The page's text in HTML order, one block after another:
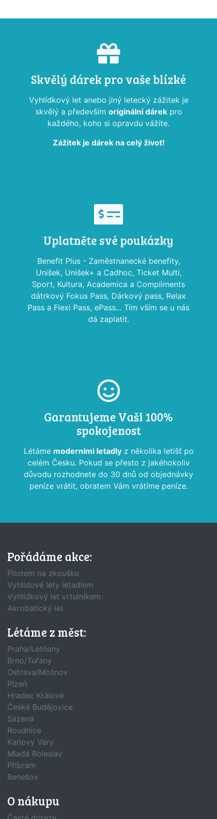
Skvělý dárek pro vaše blízké
Vyhlídkový let anebo jiný letecký zážitek je
skvělý a především originální dárekpro
každého, koho si opravdu vážíte.
Zážitek je dárek na celý život!
Uplatněte své poukázky
Benefit Plus - Zaměstnanecké benefity,
Unišek, Unišek+ a Cadhoc, Ticket Multi,
Sport, Kultura, Academica a Compliments
dátrkový Fokus Pass, Dárkový pass, Relax
Pass a Flexi Pass, ePass... Tím vším se u nás
dá zaplatit.
Garantujeme Vaši 100%
spokojenost
Létáme moderními letadlyz několika letišť po
celém Česku. Pokud se přesto z jakéhokoliv
důvodu rozhodnete do 30 dnů od objednávky
peníze vrátit, obratem Vám vrátíme peníze.
Pořádáme akce:
Pilotem na zkoušku
Vyhlídové lety letadlem
Vyhlídkový let vrtulníkem
Akrobatický let
Létáme z měst:
Praha/Letňany
Brno/Tuřany
Ostrava/Mošnov
Plzeň
Hradec Králové
České Budějovice
Sazená
Roudnice
Karlovy Vary
Mladá Boleslav
Příbram
Benešov
O nákupu